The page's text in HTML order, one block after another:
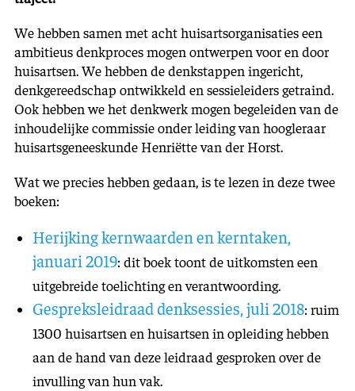
We hebben samen met acht huisartsorganisaties een
ambitieus denkproces mogen ontwerpen voor en door
huisartsen. We hebben de denkstappen ingericht,
denkgereedschap ontwikkeld en sessieleiders getraind.
Ook hebben we het denkwerk mogen begeleiden van de
inhoudelijke commissie onder leiding van hoogleraar
huisartsgeneeskunde Henriëtte van der Horst.
Wat we precies hebben gedaan, is te lezen in deze twee
boeken:
Herijking kernwaarden en kerntaken,
januari 2019: dit boek toont de uitkomsten een
uitgebreide toelichting en verantwoording.
Gespreksleidraad denksessies, juli 2018: ruim
1300 huisartsen en huisartsen in opleiding hebben
aan de hand van deze leidraad gesproken over de
invulling van hun vak.